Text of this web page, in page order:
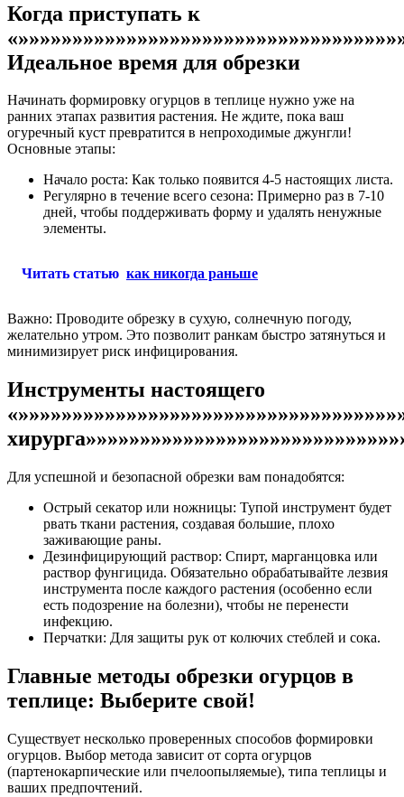
Когда приступать к
Идеальное время для обрезки
Начинать формировку огурцов в теплице нужно уже на
ранних этапах развития растения. Не ждите, пока ваш
огуречный куст превратится в непроходимые джунгли!
Основные этапы:
Начало роста: Как только появится 4-5 настоящих листа.
Регулярно в течение всего сезона: Примерно раз в 7-10
дней, чтобы поддерживать форму и удалять ненужные
элементы.
Читать статью как никогда раньше
Важно: Проводите обрезку в сухую, солнечную погоду,
желательно утром. Это позволит ранкам быстро затянуться и
минимизирует риск инфицирования.
Инструменты настоящего
Для успешной и безопасной обрезки вам понадобятся:
Острый секатор или ножницы: Тупой инструмент будет
рвать ткани растения, создавая большие, плохо
заживающие раны.
Дезинфицирующий раствор: Спирт, марганцовка или
раствор фунгицида. Обязательно обрабатывайте лезвия
инструмента после каждого растения (особенно если
есть подозрение на болезни), чтобы не перенести
инфекцию.
Перчатки: Для защиты рук от колючих стеблей и сока.
Главные методы обрезки огурцов в
теплице: Выберите свой!
Существует несколько проверенных способов формировки
огурцов. Выбор метода зависит от сорта огурцов
(партенокарпические или пчелоопыляемые), типа теплицы и
ваших предпочтений.